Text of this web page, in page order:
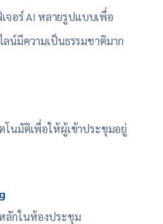
เจอร์ AI หลายรูปแบบเพื่อ
น์มีความเป็นธรรมชาติมาก
นมัติเพื่อให้ผู้เข้าประชุมอยู่
ลักในห้องประชุม